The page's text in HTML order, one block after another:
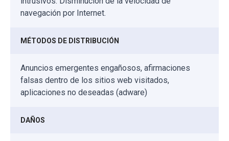
navegación por Internet.
MÉTODOS DE DISTRIBUCIÓN
Anuncios emergentes engañosos, afirmaciones
falsas dentro de los sitios web visitados,
aplicaciones no deseadas (adware)
DAÑOS